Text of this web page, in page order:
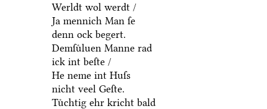
Werldt wol werdt /
Ja mennich Man ſe
denn ock begert.
Demſuͤluen Manne rad
ick int beſte /
He neme int Huſs
nicht veel Geſte.
Tuͤchtig ehr kricht bald